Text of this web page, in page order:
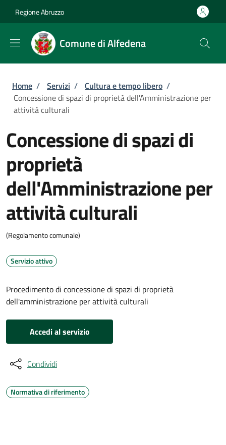
Regione Abruzzo
Comune di Alfedena
Briciole di pane
Home / Servizi / Cultura e tempo libero /
Concessione di spazi di proprietà dell'Amministrazione per
attività culturali
Concessione di spazi di
proprietà
dell'Amministrazione per
attività culturali
(Regolamento comunale)
Servizio attivo
Procedimento di concessione di spazi di proprietà
dell'amministrazione per attività culturali
Accedi al servizio
Condividi
Normativa di riferimento